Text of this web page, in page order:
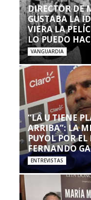
DIRECTOR DE
GUSTABA LA
VIERA LA
LO PUEDO
VANGUARDIA
“LA U TIENE
ARRIBA”: LA
PUYOL POR
FERNANDO
ENTREVISTAS